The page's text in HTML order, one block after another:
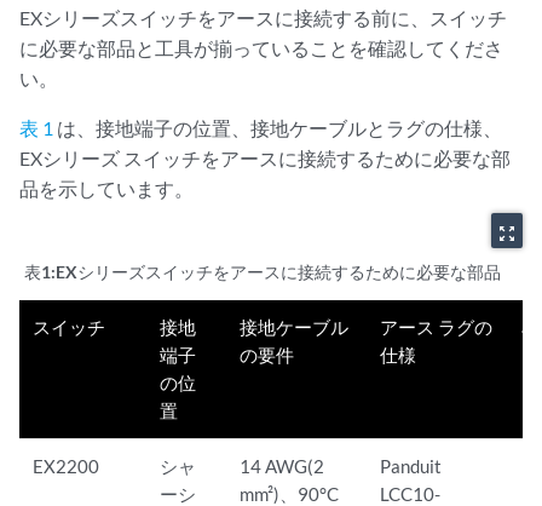
EXシリーズスイッチをアースに接続する前に、スイッチ
に必要な部品と工具が揃っていることを確認してくださ
い。
表 1 は、接地端子の位置、接地ケーブルとラグの仕様、
EXシリーズ スイッチをアースに接続するために必要な部
品を示しています。
zoom_out_map
表1:EXシリーズスイッチをアースに接続するために必要な部品
スイッチ
接地
端子
の位
置
接地ケーブル
の要件
アース ラグの
仕様
EX2200
シャ
ーシ
14 AWG(2
mm²)、90°C
Panduit
LCC10-